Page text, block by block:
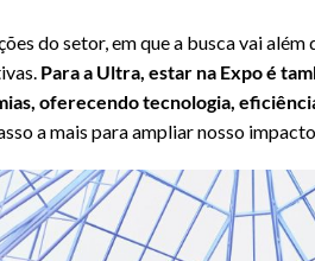
do setor, em que a busca vai
Para a Ultra, estar na Expo é
oferecendo tecnologia,
a mais para ampliar nosso